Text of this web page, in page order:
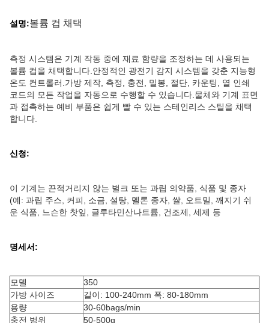
설명:볼륨 컵 채택
측정 시스템은 기계 작동 중에 재료 함량을 조정하는 데 사용되는
볼륨 컵을 채택합니다.안정적인 광전기 감지 시스템을 갖춘 지능형
온도 컨트롤러.가방 제작, 측정, 충전, 밀봉, 절단, 카운팅, 열 인쇄
코드의 모든 작업을 자동으로 수행할 수 있습니다.물체와 기계 표면
과 접촉하는 예비 부품은 쉽게 빨 수 있는 스테인리스 스틸을 채택
합니다.
신청:
이 기계는 끈적거리지 않는 벌크 또는 과립 의약품, 식품 및 종자
(예: 과립 주스, 커피, 소금, 설탕, 멜론 종자, 쌀, 오트밀, 깨지기 쉬
운 식품, 느슨한 찻잎, 글루타민산나트륨, 건조제, 세제 등
명세서:
모델
350
가방 사이즈
길이: 100-240mm 폭: 80-180mm
용량
30-60bags/min
충전 범위
50-500g